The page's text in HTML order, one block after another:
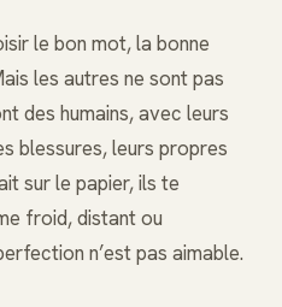
le bon mot, la bonne
les autres ne sont pas
des humains, avec leurs
blessures, leurs propres
sur le papier, ils te
froid, distant ou
n’est pas aimable.